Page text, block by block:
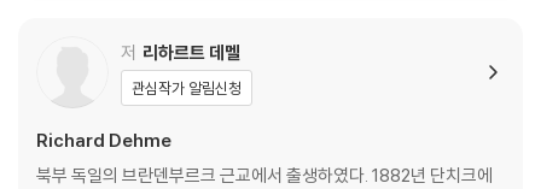
저 리하르트 데멜
관심작가 알림신청
Richard Dehme
북부 독일의 브란덴부르크 근교에서 출생하였다. 1882년 단치크에